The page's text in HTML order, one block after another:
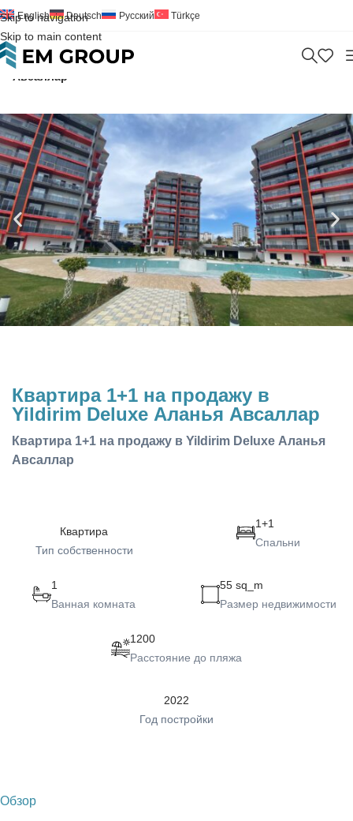
Skip to navigation
Skip to main content
English Deutsch Русский Türkçe
Home>
Квартира 1+1 на продажу в Yildirim Deluxe Аланья
Авсаллар
Квартира 1+1 на продажу в
Yildirim Deluxe Аланья Авсаллар
Квартира 1+1 на продажу в Yildirim Deluxe Аланья
Авсаллар
Квартира
Тип собственности
1+1
Спальни
1
Ванная комната
55 sq_m
Размер недвижимости
1200
Расстояние до пляжа
2022
Год постройки
Обзор